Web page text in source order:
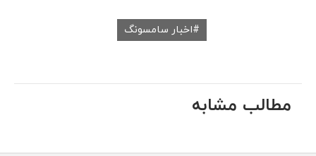
اخبار سامسونگ
مطالب مشابه